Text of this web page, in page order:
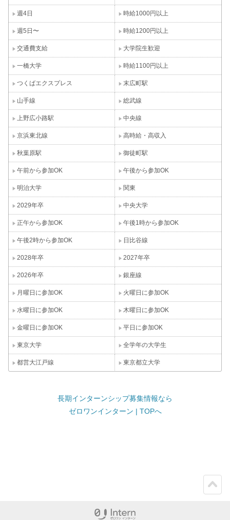
週4日 時給1000円以上
週5日〜 時給1200円以上
交通費支給 大学院生歓迎
一橋大学 時給1100円以上
つくばエクスプレス 末広町駅
山手線 総武線
上野広小路駅 中央線
京浜東北線 高時給・高収入
秋葉原駅 御徒町駅
午前から参加OK 午後から参加OK
明治大学 関東
2029年卒 中央大学
正午から参加OK 午後1時から参加OK
午後2時から参加OK 日比谷線
2028年卒 2027年卒
2026年卒 銀座線
月曜日に参加OK 火曜日に参加OK
水曜日に参加OK 木曜日に参加OK
金曜日に参加OK 平日に参加OK
東京大学 全学年の大学生
都営大江戸線 東京都立大学
長期インターンシップ募集情報なら
ゼロワンインターン | TOPへ